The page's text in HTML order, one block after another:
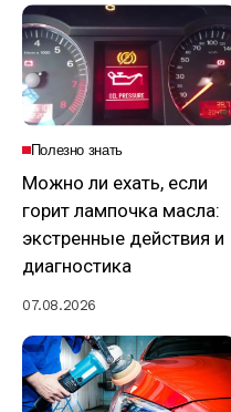
Полезно знать
Можно ли ехать, если
горит лампочка масла:
экстренные действия и
диагностика
07.08.2026